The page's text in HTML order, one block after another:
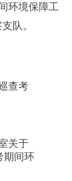
环境保障工
队。
查考
关于
期间环